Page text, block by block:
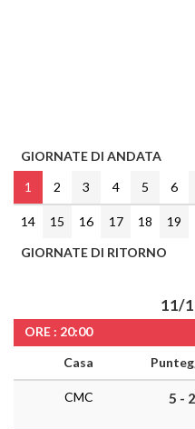
GIORNATE DI ANDATA
1
2 3 4 5 6
14 15 16 17 18 19
GIORNATE DI RITORNO
11/
ORE : 20:00
Casa
CMC 5 - 2